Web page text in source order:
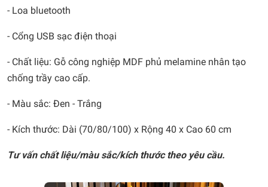
- Loa bluetooth
- Cổng USB sạc điện thoại
- Chất liệu: Gỗ công nghiệp MDF phủ melamine nhân tạo
chống trầy cao cấp.
- Màu sắc: Đen - Trắng
- Kích thước: Dài (70/80/100) x Rộng 40 x Cao 60 cm
Tư vấn chất liệu/màu sắc/kích thước theo yêu cầu.